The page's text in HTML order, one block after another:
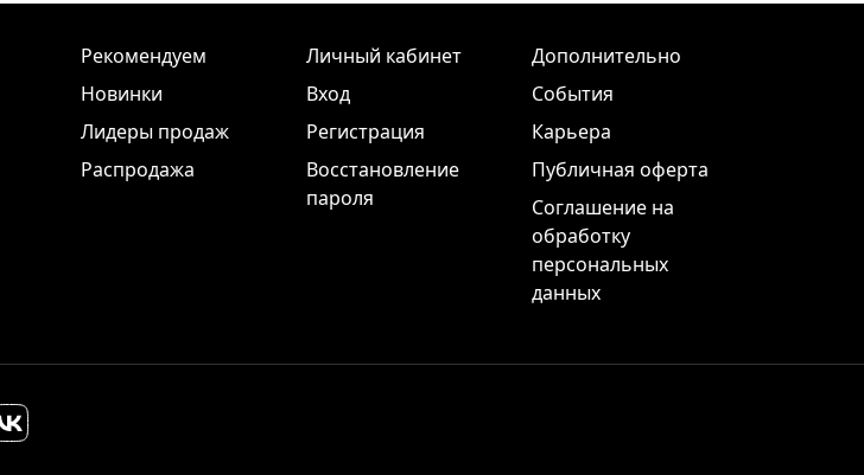
Рекомендуем
Новинки
Лидеры продаж
Распродажа
Личный кабинет
Вход
Регистрация
Восстановление
пароля
Дополнительно
События
Карьера
Публичная оферта
Соглашение на
обработку
персональных
данных